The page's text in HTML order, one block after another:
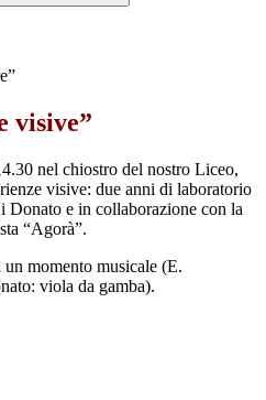
visive”
nel chiostro del nostro Liceo,
visive: due anni di laboratorio
e in collaborazione con la
“Agorà”.
un momento musicale (E.
viola da gamba).